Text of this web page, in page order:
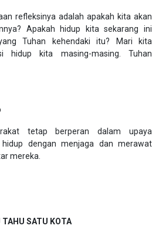
refleksinya adalah apakah kita akan
Apakah hidup kita sekarang ini
Tuhan kehendaki itu? Mari kita
hidup kita masing-masing. Tuhan
tetap berperan dalam upaya
hidup dengan menjaga dan merawat
mereka.
TAHU SATU KOTA